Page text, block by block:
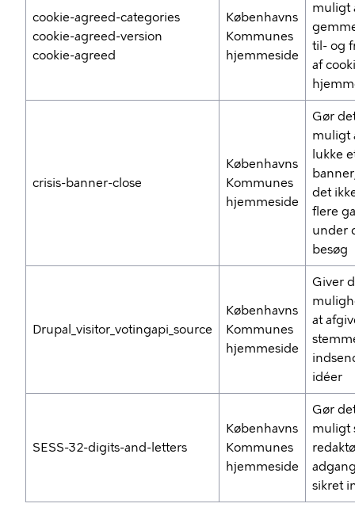
cookie-agreed-categories
cookie-agreed-version
cookie-agreed
Københavns
Kommunes
hjemmeside
muligt
til- og
af
crisis-banner-close
Københavns
Kommunes
hjemmeside
Gør
muligt
lukke
det
flere
under
besøg
Drupal_visitor_votingapi_source
Københavns
Kommunes
hjemmeside
Giver
at
idéer
SESS-32-digits-and-letters
Københavns
Kommunes
hjemmeside
Gør
muligt
sikret